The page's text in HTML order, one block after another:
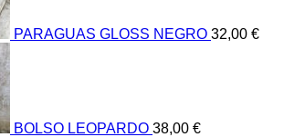
PARAGUAS GLOSS NEGRO 32,00 €
BOLSO LEOPARDO 38,00 €